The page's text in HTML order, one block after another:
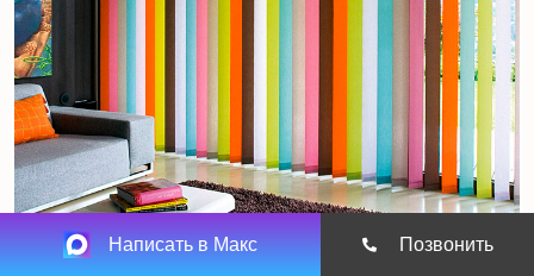
Написать в Макс Позвонить